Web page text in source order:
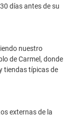
días antes de su
nuestro
de Carmel, donde
tiendas típicas de
externas de la